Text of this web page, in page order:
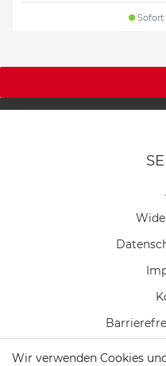
Wir verwenden Cookies